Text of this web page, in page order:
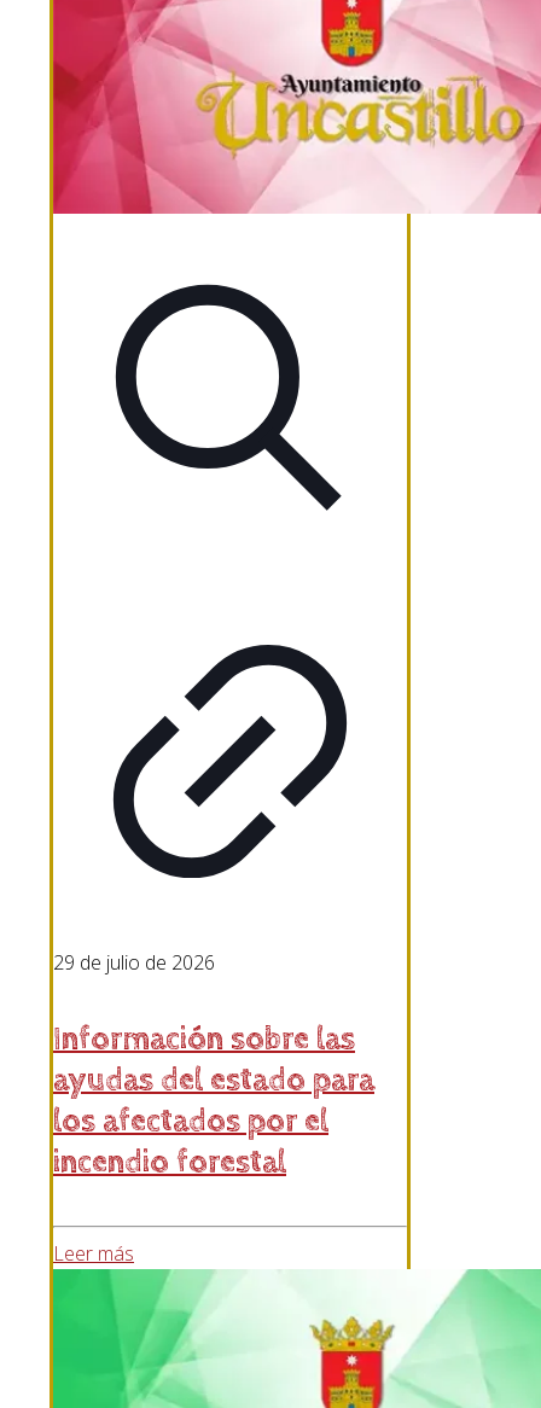
29 de julio de 2026
Información sobre las
ayudas del estado para
los afectados por el
incendio forestal
Leer más